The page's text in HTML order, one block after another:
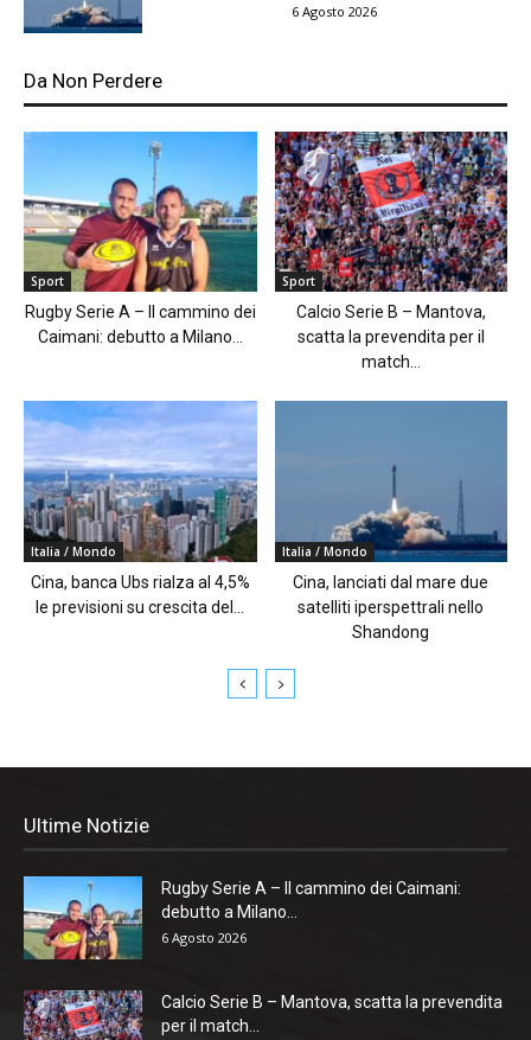
6 Agosto 2026
Da Non Perdere
Sport
Rugby Serie A – Il cammino dei
Caimani: debutto a Milano...
Sport
Calcio Serie B – Mantova,
scatta la prevendita per il
match...
Italia / Mondo
Cina, banca Ubs rialza al 4,5%
le previsioni su crescita del...
Italia / Mondo
Cina, lanciati dal mare due
satelliti iperspettrali nello
Shandong
Ultime Notizie
Rugby Serie A – Il cammino dei Caimani:
debutto a Milano...
6 Agosto 2026
Calcio Serie B – Mantova, scatta la prevendita
per il match...